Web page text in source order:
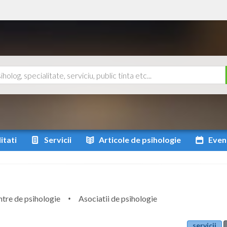
Servicii Articole de psihologie
de psihologie Asociatii de psihologie
servicii